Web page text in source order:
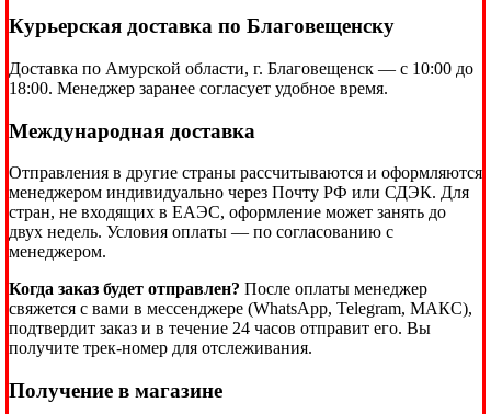
Курьерская доставка по Благовещенску
Доставка по Амурской области, г. Благовещенск — с 10:00 до
18:00. Менеджер заранее согласует удобное время.
Международная доставка
Отправления в другие страны рассчитываются и оформляются
менеджером индивидуально через Почту РФ или СДЭК. Для
стран, не входящих в ЕАЭС, оформление может занять до
двух недель. Условия оплаты — по согласованию с
менеджером.
Когда заказ будет отправлен? После оплаты менеджер
свяжется с вами в мессенджере (WhatsApp, Telegram, МАКС),
подтвердит заказ и в течение 24 часов отправит его. Вы
получите трек-номер для отслеживания.
Получение в магазине